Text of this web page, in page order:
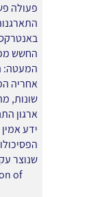
פעולה
החשש
המעטה:
אחריה
שונות,
ארגון
ידע
שנוצר
of